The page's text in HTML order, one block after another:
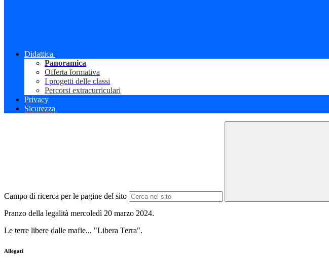
Didattica
Panoramica
Offerta formativa
I progetti delle classi
Percorsi extracurriculari
Privacy
Sicurezza
Campo di ricerca per le pagine del sito
Pranzo della legalità mercoledì 20 marzo 2024.
Le terre libere dalle mafie... "Libera Terra".
Allegati